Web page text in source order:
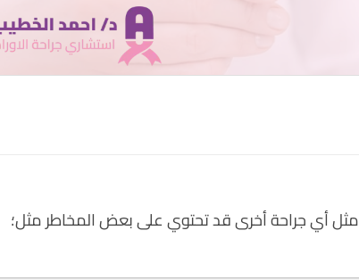
أي جراحة أخرى قد تحتوي على بعض المخاطر مثل؛